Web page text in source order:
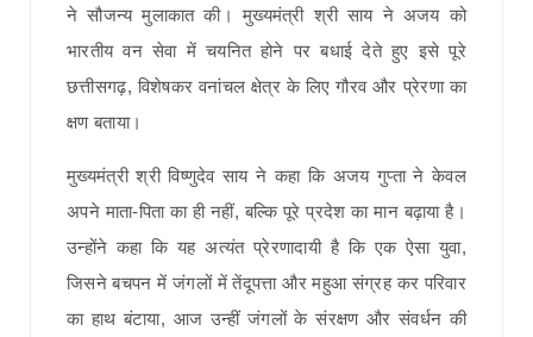
ने सौजन्य मुलाकात की। मुख्यमंत्री श्री साय ने अजय को
भारतीय वन सेवा में चयनित होने पर बधाई देते हुए इसे पूरे
छत्तीसगढ़, विशेषकर वनांचल क्षेत्र के लिए गौरव और प्रेरणा का
क्षण बताया।
मुख्यमंत्री श्री विष्णुदेव साय ने कहा कि अजय गुप्ता ने केवल
अपने माता-पिता का ही नहीं, बल्कि पूरे प्रदेश का मान बढ़ाया है।
उन्होंने कहा कि यह अत्यंत प्रेरणादायी है कि एक ऐसा युवा,
जिसने बचपन में जंगलों में तेंदूपत्ता और महुआ संग्रह कर परिवार
का हाथ बंटाया, आज उन्हीं जंगलों के संरक्षण और संवर्धन की